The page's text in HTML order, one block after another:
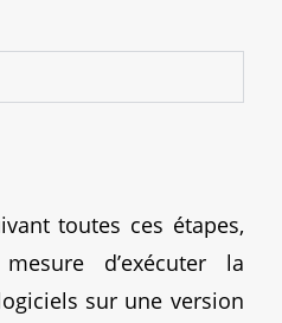
toutes ces étapes,
d’exécuter la
sur une version